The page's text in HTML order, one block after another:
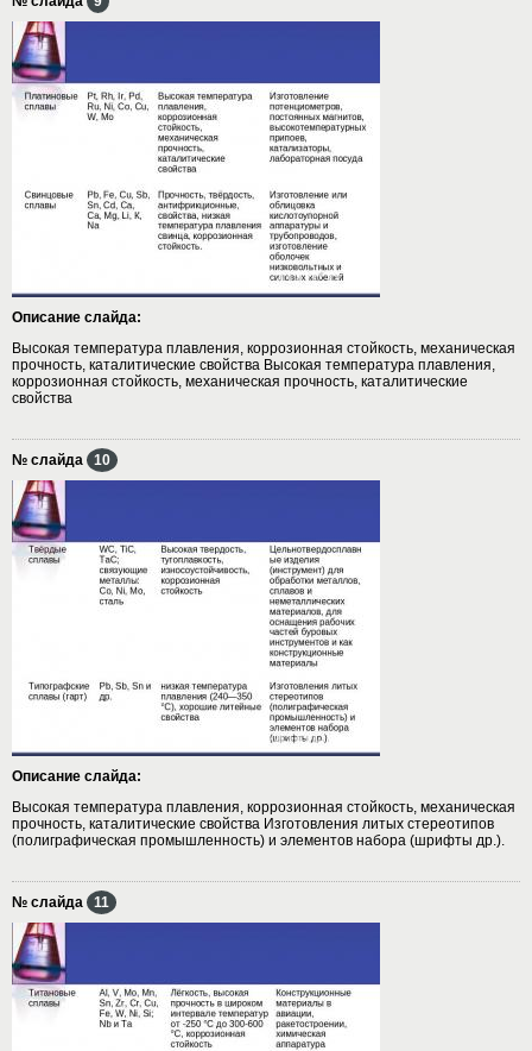
Описание слайда:
Высокая температура плавления, коррозионная стойкость, механическая
прочность, каталитические свойства Высокая температура плавления,
коррозионная стойкость, механическая прочность, каталитические
свойства
№ слайда 10
Описание слайда:
Высокая температура плавления, коррозионная стойкость, механическая
прочность, каталитические свойства Изготовления литых стереотипов
(полиграфическая промышленность) и элементов набора (шрифты др.).
№ слайда 11